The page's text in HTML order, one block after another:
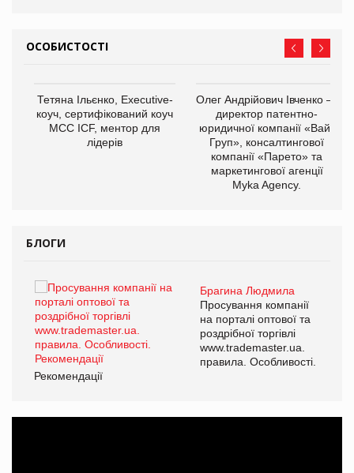
ОСОБИСТОСТІ
Тетяна Ільєнко, Executive-
коуч, сертифікований коуч
МСС ICF, ментор для
лідерів
Олег Андрійович Івченко —
директор патентно-
юридичної компанії «Вайз
Груп», консалтингової
компанії «Парето» та
маркетингової агенції
Myka Agency.
БЛОГИ
Брагина Людмила
Просування компанії
на порталі оптової та
роздрібної торгівлі
www.trademaster.ua.
правила. Особливості.
Рекомендації